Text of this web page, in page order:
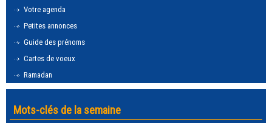
Votre agenda
Petites annonces
Guide des prénoms
Cartes de voeux
Ramadan
Mots-clés de la semaine